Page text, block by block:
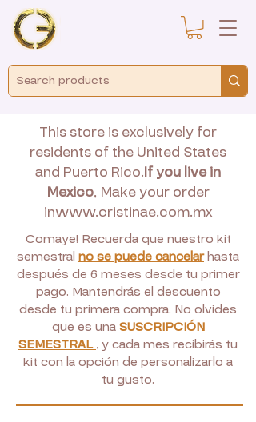
This store is exclusively for
residents of the United States
and Puerto Rico.If you live in
Mexico, Make your order
inwww.cristinae.com.mx
Comaye! Recuerda que nuestro kit
semestral no se puede cancelarhasta
después de 6 meses desde tu primer
pago. Mantendrás el descuento
desde tu primera compra. No olvides
que es unaSUSCRIPCIÓN
SEMESTRAL, y cada mes recibirás tu
kit con la opción de personalizarlo a
tu gusto.